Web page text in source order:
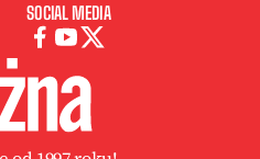
SOCIAL MEDIA